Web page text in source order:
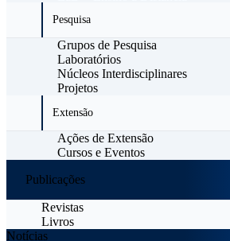
Pesquisa
Grupos de Pesquisa
Laboratórios
Núcleos Interdisciplinares
Projetos
Extensão
Ações de Extensão
Cursos e Eventos
Publicações
Revistas
Livros
Notícias